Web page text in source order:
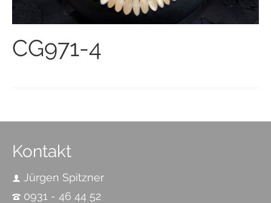
CG971-4
Kontakt
Jürgen Spitzner
0931 - 46 44 52